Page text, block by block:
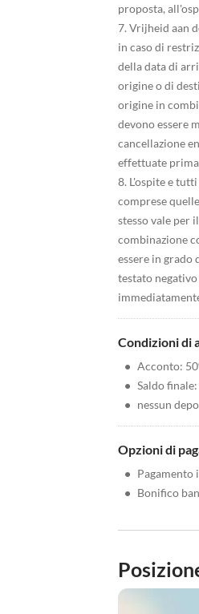
proposta,
7. Vrijheid aan
in caso di
della data di
origine o di
origine in
devono essere
cancellazione
effettuate
8. L'ospite e
comprese
stesso vale per
combinazione
essere in
testato
Condizioni di
• Acconto:
• Saldo
• nessun
Opzioni di
• Pagamento
• Bonifico